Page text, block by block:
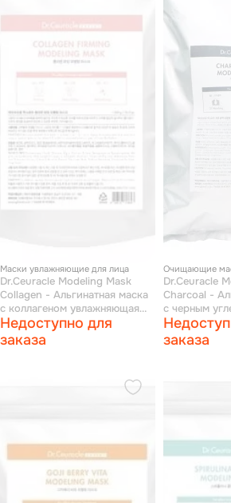
Маски увлажняющие для лица
Dr.Ceuracle Modeling Mask
Collagen - Альгинатная маска
с коллагеном увлажняющая
1000 г
Недоступно для
заказа
Очищающие
Dr.Ceuracle
Charcoal -
с черным
проблемной
заказа